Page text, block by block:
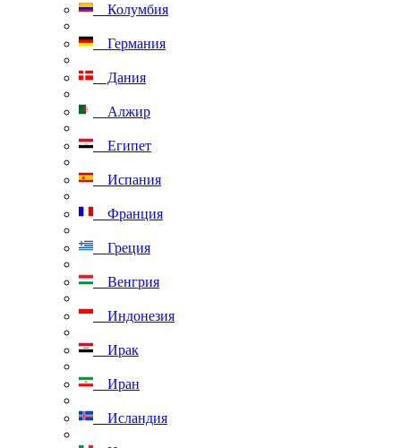
Колумбия
Германия
Дания
Алжир
Египет
Испания
Франция
Греция
Венгрия
Индонезия
Ирак
Иран
Исландия